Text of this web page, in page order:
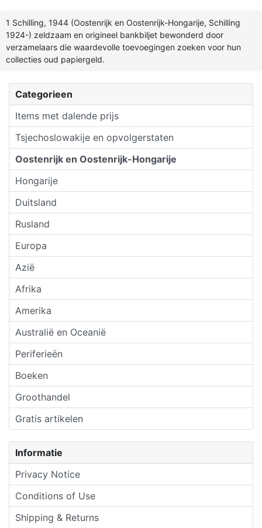
Categorieen
Items met dalende prijs
Tsjechoslowakije en opvolgerstaten
Oostenrijk en Oostenrijk-Hongarije
Hongarije
Duitsland
Rusland
Europa
Azië
Afrika
Amerika
Australië en Oceanië
Periferieën
Boeken
Groothandel
Gratis artikelen
Informatie
Privacy Notice
Conditions of Use
Shipping & Returns
1 Schilling, 1944 (Oostenrijk en Oostenrijk-Hongarije, Schilling
1924-) zeldzaam en origineel bankbiljet bewonderd door
verzamelaars die waardevolle toevoegingen zoeken voor hun
collecties oud papiergeld.